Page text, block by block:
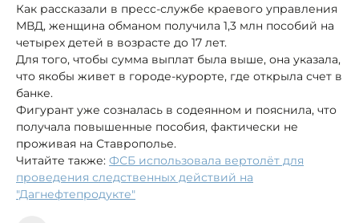
Как рассказали в пресс-службе краевого управления
МВД, женщина обманом получила 1,3 млн пособий на
четырех детей в возрасте до 17 лет.
Для того, чтобы сумма выплат была выше, она указала,
что якобы живет в городе-курорте, где открыла счет в
банке.
Фигурант уже созналась в содеянном и пояснила, что
получала повышенные пособия, фактически не
проживая на Ставрополье.
Читайте также: ФСБ использовала вертолёт для
проведения следственных действий на
"Дагнефтепродукте"